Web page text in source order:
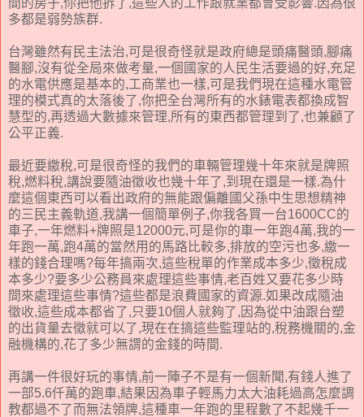
間的房子,你把他拆了,這些人的工作跟就業都會受影響.因為很
多都是弱勢族群.
台灣雖然有民主法治,可是很奇怪就是政府總是頭痛醫頭,腳痛
醫腳,沒有從全局來做考量,一個國家的人民生活要過的好,充足
的水電供應是基本的,工商業也一樣,可是我們現在這種水電管
理的模式真的太落後了,你把全台灣所有的水錶電表都換成智
慧型的,再透過大數據來管理,所有的東西都管理到了,也兼顧了
公平正義.
最近要繳稅,可是很奇怪的我們的車輛管理幾十年來就是牌照
稅,燃料稅,講說要隨油徵收也幾十年了,到現在還是一樣.為什
麼這個東西可以看出政府的無能跟偏離國父孫中生思想精神
的三民主義軌道,我講一個簡單例子,你我各買一台1600CC的
車子,一年燃料+牌照是12000元,可是你的車一年跑4萬,我的一
年跑一萬,跑4萬的當然用的馬路比較多,排放的空污也多,繳一
樣的錢合理嗎?每年搞兩次,這些稅單的作業成本多少,徵稅成
本多少?要多少公務員來處理這些事情,老百姓又要花多少時
間來處理這些事情?這些都是浪費國家的資源.如果改成隨油
徵收,這些成本都省了,只要10個人就夠了,因為從中油跟台塑
的出貨量去徵就可以了,現在在搞這些監理站的,稅務機關的,金
融機構的,花了多少無謂的金錢的時間.
再講一件很好玩的事情,前一陣子不是有一個新聞,有錢人進了
一部5.6仟萬的跑車,結果因為車子輕馬力太大油耗過高怎麼調
教都過不了而無法領牌,這種車一年跑的里程數了不起幾千一